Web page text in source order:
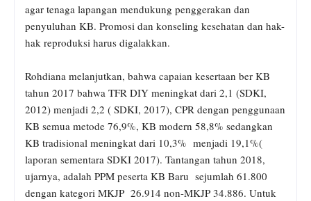
agar tenaga lapangan mendukung penggerakan dan
penyuluhan KB. Promosi dan konseling kesehatan dan hak-
hak reproduksi harus digalakkan.
Rohdiana melanjutkan, bahwa capaian kesertaan ber KB
tahun 2017 bahwa TFR DIY meningkat dari 2,1 (SDKI,
2012) menjadi 2,2 ( SDKI, 2017), CPR dengan penggunaan
KB semua metode 76,9%, KB modern 58,8% sedangkan
KB tradisional meningkat dari 10,3% menjadi 19,1%(
laporan sementara SDKI 2017). Tantangan tahun 2018,
ujarnya, adalah PPM peserta KB Baru sejumlah 61.800
dengan kategori MKJP 26.914 non-MKJP 34.886. Untuk